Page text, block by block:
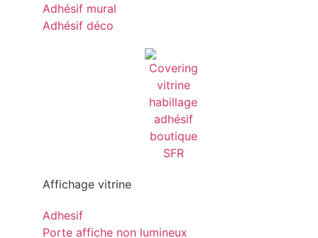
Adhésif mural
Adhésif déco
Affichage vitrine
Adhesif
Porte affiche non lumineux